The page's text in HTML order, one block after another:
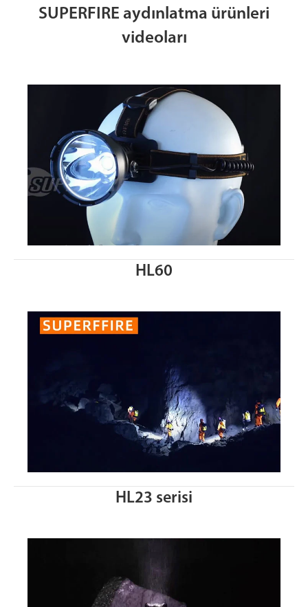
SUPERFIRE aydınlatma ürünleri
videoları
HL60
HL23 serisi